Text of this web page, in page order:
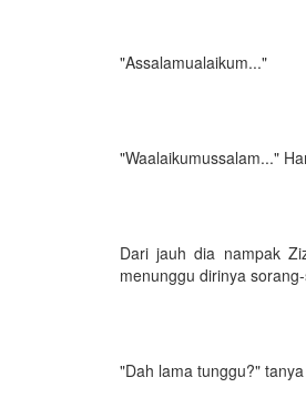
"Assalamualaikum..."
"Waalaikumussalam..."
Dari jauh dia nampak
menunggu dirinya
"Dah lama tunggu?"